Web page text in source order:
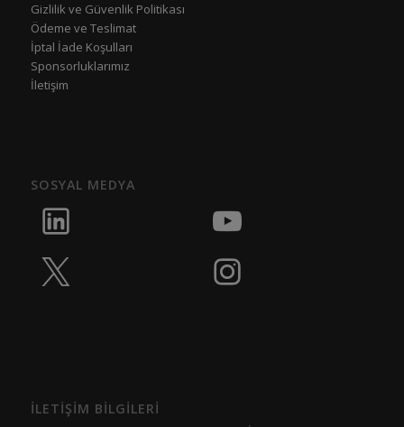
Gizlilik ve Güvenlik Politikası
Ödeme ve Teslimat
İptal İade Koşulları
Sponsorluklarımız
İletişim
SOSYAL MEDYA
İLETİŞİM BİLGİLERİ